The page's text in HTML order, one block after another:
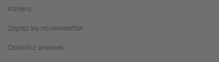
Kariera
Zapisz się na newsletter
Dokończ wniosek